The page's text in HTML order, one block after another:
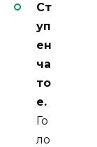
Ст
уп
ен
ча
то
е.
Го
ло